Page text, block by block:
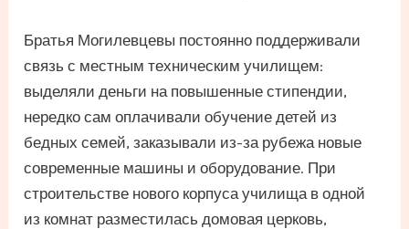
Братья Могилевцевы постоянно поддерживали
связь с местным техническим училищем:
выделяли деньги на повышенные стипендии,
нередко сам оплачивали обучение детей из
бедных семей, заказывали из-за рубежа новые
современные машины и оборудование. При
строительстве нового корпуса училища в одной
из комнат разместилась домовая церковь,